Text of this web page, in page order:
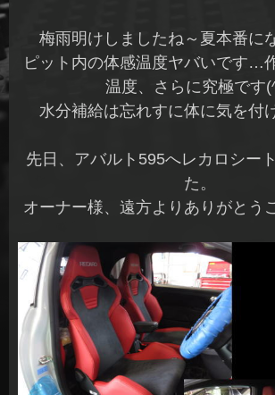
梅雨明けしましたね～夏本番に
ピット内の体感温度ヤバいです…
温度、さらに究極です
水分補給は忘れすに体に気を付
先日、アバルト595へレカロシー
た。
オーナー様、遠方よりありがとう